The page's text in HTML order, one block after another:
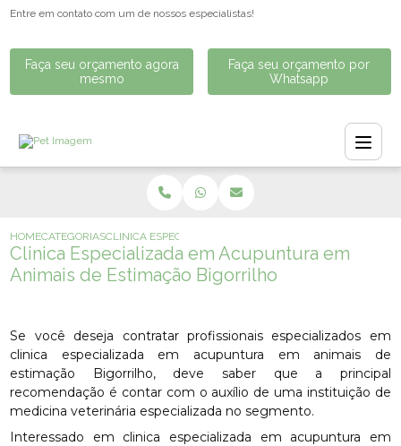
Entre em contato com um de nossos especialistas!
Faça seu orçamento agora
mesmo
Faça seu orçamento por
Whatsapp
HOMECATEGORIASCLINICA ESPECIALIZADA EM ACUPUNTURA EM ANIMAIS
Clinica Especializada em Acupuntura em
Animais de Estimação Bigorrilho
Se você deseja contratar profissionais especializados em
clinica especializada em acupuntura em animais de
estimação Bigorrilho, deve saber que a principal
recomendação é contar com o auxílio de uma instituição de
medicina veterinária especializada no segmento.
Interessado em clinica especializada em acupuntura em